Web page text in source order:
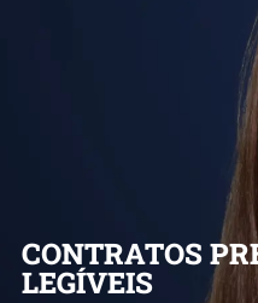
CONTRATOS
LEGÍVEIS